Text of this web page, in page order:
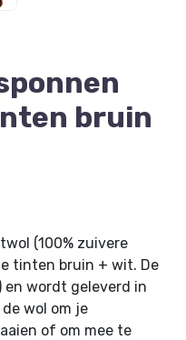
bruin
(100% zuivere
tinten bruin + wit. De
en wordt geleverd in
wol om je
of om mee te